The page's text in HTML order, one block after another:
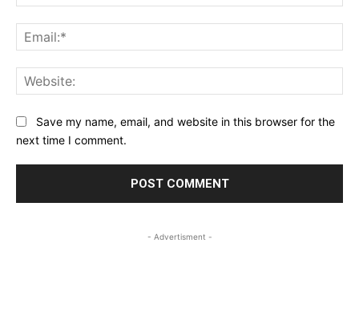
Save my name, email, and website in this browser for the
next time I comment.
- Advertisment -